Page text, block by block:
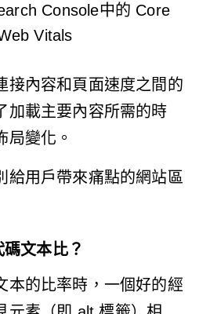
Console中的 Core
Vitals
接內容和頁面速度之間的
加載主要內容所需的時
局變化。
給用戶帶來痛點的網站區
文本比？
本的比率時，一個好的經